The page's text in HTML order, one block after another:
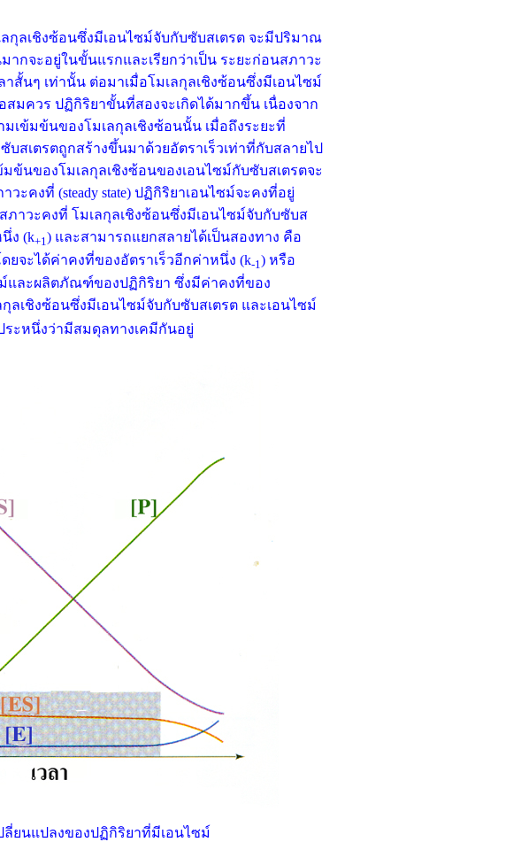
ลเชิงซ้อนซึ่งมีเอนไซม์จับกับซับสเตรต จะมีปริมาณ
กจะอยู่ในขั้นแรกและเรียกว่าเป็น ระยะก่อนสภาวะ
ลาสั้นๆ เท่านั้น ต่อมาเมื่อโมเลกุลเชิงซ้อนซึ่งมีเอนไซม์
มควร ปฏิกิริยาขั้นที่สองจะเกิดได้มากขึ้น เนื่องจาก
มเข้มข้นของโมเลกุลเชิงซ้อนนั้น เมื่อถึงระยะที่
สเตรตถูกสร้างขึ้นมาด้วยอัตราเร็วเท่าที่กับสลายไป
ข้นของโมเลกุลเชิงซ้อนของเอนไซม์กับซับสเตรตจะ
ะคงที่ (steady state) ปฏิกิริยาเอนไซม์จะคงที่อยู่
ภาวะคงที่ โมเลกุลเชิงซ้อนซึ่งมีเอนไซม์จับกับซับส
ง (k+1) และสามารถแยกสลายได้เป็นสองทาง คือ
ยจะได้ค่าคงที่ของอัตราเร็วอีกค่าหนึ่ง (k-1) หรือ
และผลิตภัณฑ์ของปฏิกิริยา ซึ่งมีค่าคงที่ของ
ลเชิงซ้อนซึ่งมีเอนไซม์จับกับซับสเตรต และเอนไซม์
ะหนึ่งว่ามีสมดุลทางเคมีกันอยู่
ลี่ยนแปลงของปฏิกิริยาที่มีเอนไซม์